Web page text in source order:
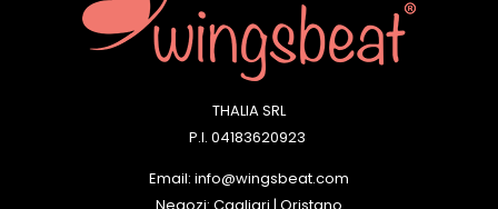
THALIA SRL
P.I. 04183620923
Email: info@wingsbeat.com